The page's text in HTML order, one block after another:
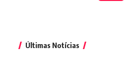
Últimas Notícias